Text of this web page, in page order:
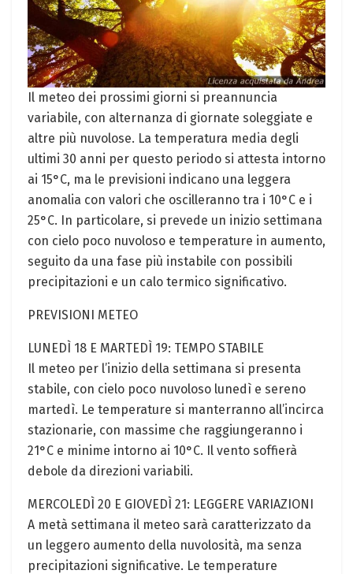
Il meteo dei prossimi giorni si preannuncia
variabile, con alternanza di giornate soleggiate e
altre più nuvolose. La temperatura media degli
ultimi 30 anni per questo periodo si attesta intorno
ai 15°C, ma le previsioni indicano una leggera
anomalia con valori che oscilleranno tra i 10°C e i
25°C. In particolare, si prevede un inizio settimana
con cielo poco nuvoloso e temperature in aumento,
seguito da una fase più instabile con possibili
precipitazioni e un calo termico significativo.
PREVISIONI METEO
LUNEDÌ 18 E MARTEDÌ 19: TEMPO STABILE
Il meteo per l’inizio della settimana si presenta
stabile, con cielo poco nuvoloso lunedì e sereno
martedì. Le temperature si manterranno all’incirca
stazionarie, con massime che raggiungeranno i
21°C e minime intorno ai 10°C. Il vento soffierà
debole da direzioni variabili.
MERCOLEDÌ 20 E GIOVEDÌ 21: LEGGERE VARIAZIONI
A metà settimana il meteo sarà caratterizzato da
un leggero aumento della nuvolosità, ma senza
precipitazioni significative. Le temperature